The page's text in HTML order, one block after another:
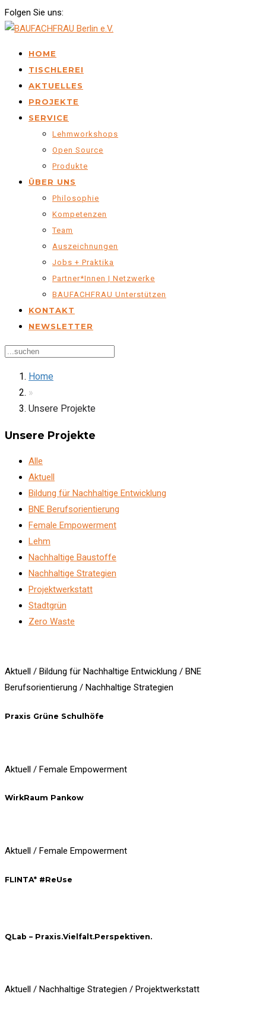
Folgen Sie uns:
HOME
TISCHLEREI
AKTUELLES
PROJEKTE
SERVICE
Lehmworkshops
Open Source
Produkte
ÜBER UNS
Philosophie
Kompetenzen
Team
Auszeichnungen
Jobs + Praktika
Partner*innen | Netzwerke
BAUFACHFRAU Unterstützen
KONTAKT
NEWSLETTER
Home
»
Unsere Projekte
Unsere Projekte
Alle
Aktuell
Bildung für Nachhaltige Entwicklung
BNE Berufsorientierung
Female Empowerment
Lehm
Nachhaltige Baustoffe
Nachhaltige Strategien
Projektwerkstatt
Stadtgrün
Zero Waste
Aktuell / Bildung für Nachhaltige Entwicklung / BNE
Berufsorientierung / Nachhaltige Strategien
Praxis Grüne Schulhöfe
Aktuell / Female Empowerment
WirkRaum Pankow
Aktuell / Female Empowerment
FLINTA* #ReUse
QLab – Praxis.Vielfalt.Perspektiven.
Aktuell / Nachhaltige Strategien / Projektwerkstatt